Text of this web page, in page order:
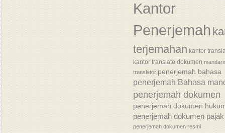
Kantor
Penerjemah
terjemahan kantor
kantor translate dokumen
translator penerjemah bahasa
penerjemah Bahasa
penerjemah dokumen
penerjemah dokumen
penerjemah dokumen pajak
penerjemah dokumen resmi